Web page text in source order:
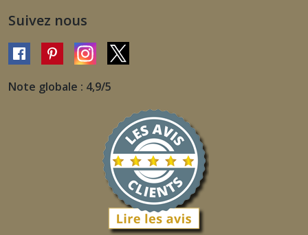
Suivez nous
Note globale : 4,9/5